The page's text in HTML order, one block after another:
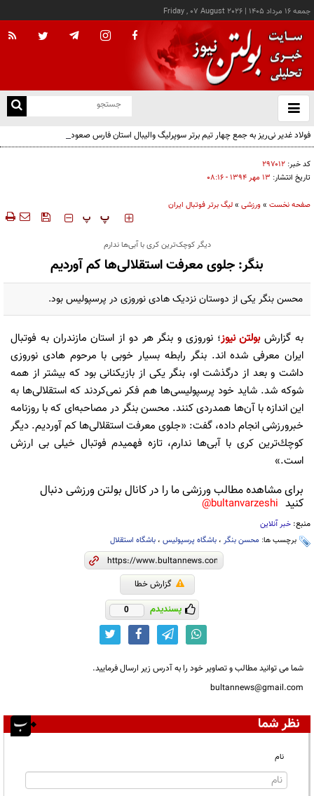
جمعه ۱۶ مرداد ۱۴۰۵ |
Friday , 07 August 2026
باز
و
فولاد غدیر نی‌ریز به جمع چهار تیم برتر سوپرلیگ والیبال استان فارس صعود کرد
کد خبر: ۲۹۷۰۱۲
تاریخ انتشار: ۱۳ مهر ۱۳۹۴ - ۰۸:۱۶
صفحه نخست »ورزشی »لیگ برتر فوتبال ایران
‍‍‍ پ پ
دیگر کوچک‌ترین کری با آبی‌ها ندارم
بنگر: جلوی معرفت استقلالی‌ها کم آوردیم
محسن بنگر یکی از دوستان نزدیک هادی نوروزی در پرسپولیس بود.
به گزارشبولتن نیوز؛ نوروزی و بنگر هر دو از استان مازندران به فوتبال
ایران معرفی شده اند. بنگر رابطه بسیار خوبی با مرحوم هادی نوروزی
داشت و بعد از درگذشت او، بنگر یكی از بازیكنانی بود كه بیشتر از همه
شوكه شد. شاید خود پرسپولیسی‌ها هم فكر نمی‌كردند كه استقلالی‌ها به
این اندازه با آن‌ها همدردی كنند. محسن بنگر در مصاحبه‌ای كه با روزنامه
خبرورزشی انجام داده، گفت: «جلوی معرفت استقلالی‌ها كم آوردیم. دیگر
كوچك‌ترین كری با آبی‌ها ندارم، تازه فهمیدم فوتبال خیلی بی ارزش
است.»
برای مشاهده مطالب ورزشی ما را در کانال بولتن ورزشی دنبال
کنید bultanvarzeshi@
منبع: خبر آنلاین
برچسب ها: محسن بنگر ، باشگاه پرسپولیس ، باشگاه استقلال
گزارش خطا
پسندیدم 0
شما می توانید مطالب و تصاویر خود را به آدرس زیر ارسال فرمایید.
bultannews@gmail.com
نظر شما
نام